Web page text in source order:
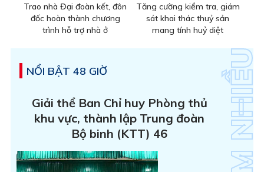
Trao nhà Đại đoàn kết, đôn
đốc hoàn thành chương
trình hỗ trợ nhà ở
Tăng cường kiểm tra, giám
sát khai thác thuỷ sản
mang tính huỷ diệt
NỔI BẬT 48 GIỜ
Giải thể Ban Chỉ huy Phòng thủ
khu vực, thành lập Trung đoàn
Bộ binh (KTT) 46